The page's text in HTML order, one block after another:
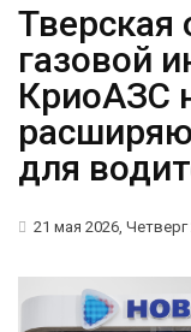
Тверская
газовой
КриоАЗС
для
21 мая 2026, Четверг